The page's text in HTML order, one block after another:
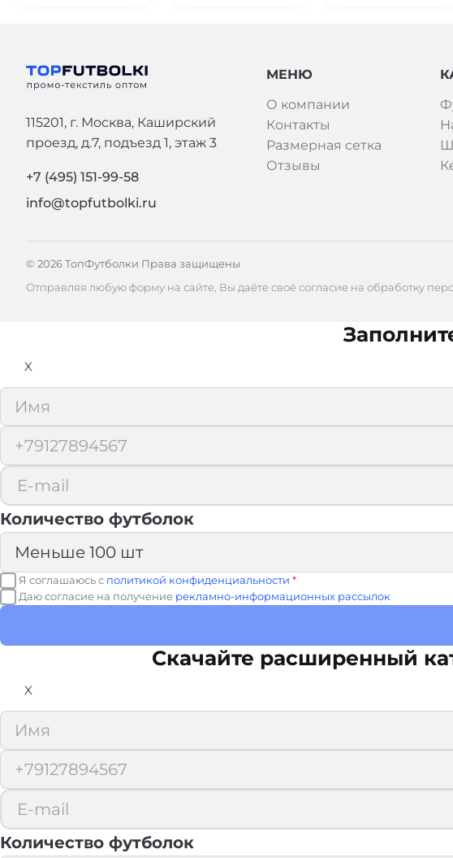
115201, г. Москва, Каширский
проезд, д.7, подъезд 1, этаж 3
+7 (495) 151-99-58
info@topfutbolki.ru
МЕНЮ
О компании
Контакты
Размерная сетка
Отзывы
© 2026 ТопФутболки Права защищены
Отправляя любую форму на сайте, Вы даёте своё согласие на обработку
X
Количество футболок
Я соглашаюсь с политикой конфиденциальности *
Даю согласие на получение рекламно-информационных рассылок
Скачайте расширенный
X
Количество футболок